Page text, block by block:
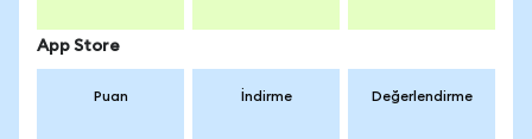
App Store
Puan İndirme Değerlendirme